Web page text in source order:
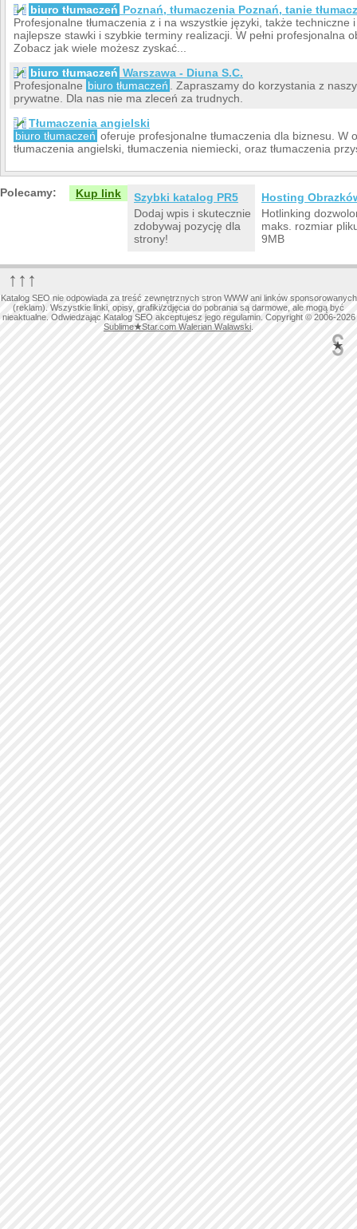
biuro tłumaczeń Poznań, tłumaczenia Poznań, tanie
Profesjonalne tłumaczenia z i na wszystkie języki, także techniczne
najlepsze stawki i szybkie terminy realizacji. W pełni profesjonalna
Zobacz jak wiele możesz zyskać...
biuro tłumaczeń Warszawa - Diuna S.C.
Profesjonalne biuro tłumaczeń
. Zapraszamy do korzystania z
prywatne. Dla nas nie ma zleceń za trudnych.
Tłumaczenia angielski
biuro tłumaczeń oferuje profesjonalne tłumaczenia dla biznesu. W
tłumaczenia angielski, tłumaczenia niemiecki, oraz tłumaczenia
Polecamy: Kup link
Szybki katalog PR5
Dodaj wpis i skutecznie
zdobywaj pozycję dla
strony!
Hosting
Hotlinking
maks. rozmiar
9MB
↑↑↑
Katalog SEO nie odpowiada za treść zewnętrznych stron WWW ani linków sponsorowanych
(reklam). Wszystkie linki, opisy, grafiki/zdjęcia do pobrania są darmowe, ale mogą być
nieaktualne. Odwiedzając Katalog SEO akceptujesz jego regulamin. Copyright © 2006-2026
Sublime★Star.com Walerian Walawski